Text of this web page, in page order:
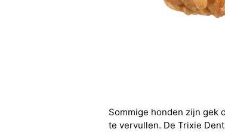
Sommige honden zijn gek
te vervullen. De Trixie